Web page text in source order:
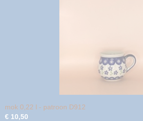
mok 0,22 l - patroon D912
€ 10,50